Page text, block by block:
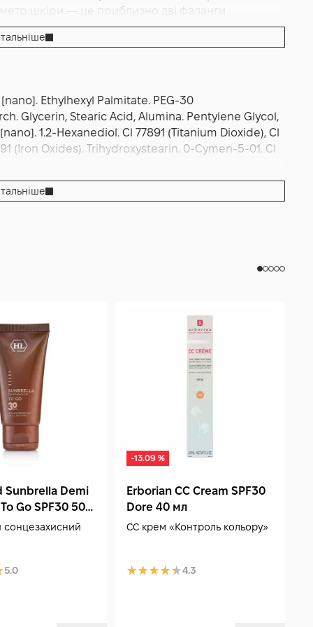
шкіри — це приблизно дві фаланги
fingers"). Розподіліть рівномірно, не забуваючи
безпосереднього контакту з очима. Дайте
від погоди — UVA і HEV проникають крізь
наносіть від першого дня відновлення,
Зберігайте у прохолодному місці, далеко від
Ethylhexyl Palmitate. PEG-30
Glycerin, Stearic Acid, Alumina. Pentylene Glycol,
1.2-Hexanediol. Cl 77891 (Titanium Dioxide), Cl
(Iron Oxides). Trihydroxystearin. 0-Cymen-5-01. Cl
Sunbrella Demi
Go SPF30 50
сонцезахисний
5.0
-13.09 %
Erborian CC Cream SPF30
Dore 40 мл
CC крем «Контроль кольору»
4.3